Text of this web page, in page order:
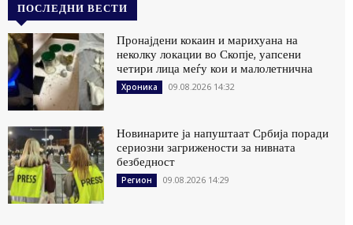
ПОСЛЕДНИ ВЕСТИ
Пронајдени кокаин и марихуана на
неколку локации во Скопје, уапсени
четири лица меѓу кои и малолетнична
Хроника 09.08.2026 14:32
Новинарите ја напуштаат Србија поради
сериозни загрижености за нивната
безбедност
Регион 09.08.2026 14:29